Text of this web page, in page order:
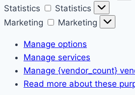
Statistics
Statistics
Marketing
Marketing
Manage options
Manage services
Manage {vendor_count}
Read more about these